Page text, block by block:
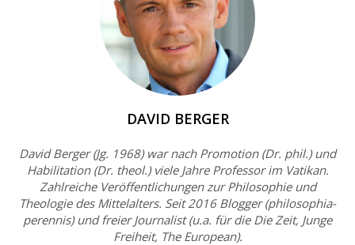
DAVID BERGER
David Berger (Jg. 1968) war nach Promotion (Dr. phil.) und
Habilitation (Dr. theol.) viele Jahre Professor im Vatikan.
Zahlreiche Veröffentlichungen zur Philosophie und
Theologie des Mittelalters. Seit 2016 Blogger (philosophia-
perennis) und freier Journalist (u.a. für die Die Zeit, Junge
Freiheit, The European).